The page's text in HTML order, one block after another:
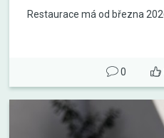
Restaurace má od března
0